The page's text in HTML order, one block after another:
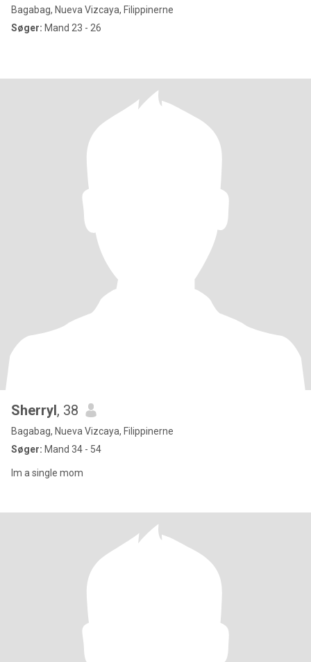
Bagabag, Nueva Vizcaya, Filippinerne
Søger: Mand 23 - 26
Sherryl, 38
Bagabag, Nueva Vizcaya, Filippinerne
Søger: Mand 34 - 54
Im a single mom